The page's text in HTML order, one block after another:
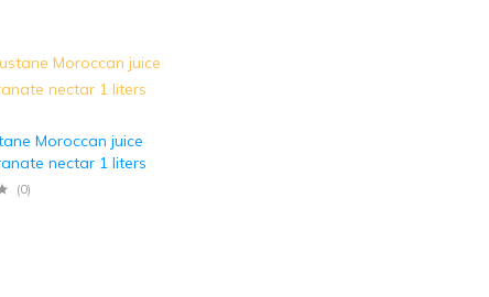
Moroccan juice
nectar 1 liters
(0)